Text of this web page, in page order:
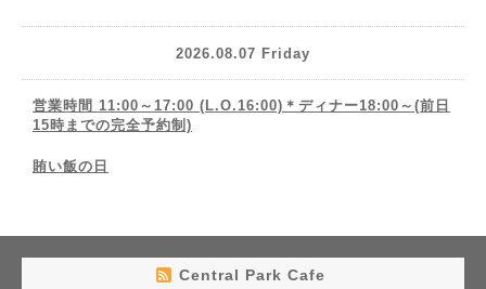
2026.08.07 Friday
営業時間 11:00～17:00 (L.O.16:00)＊ディナー18:00～(前日
15時までの完全予約制)
賄い飯の日
Central Park Cafe